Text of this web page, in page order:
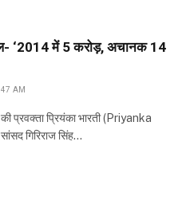
‘2014 में 5 करोड़, अचानक 14
AM
प्रियंका भारती (Priyanka
गिरिराज सिंह…